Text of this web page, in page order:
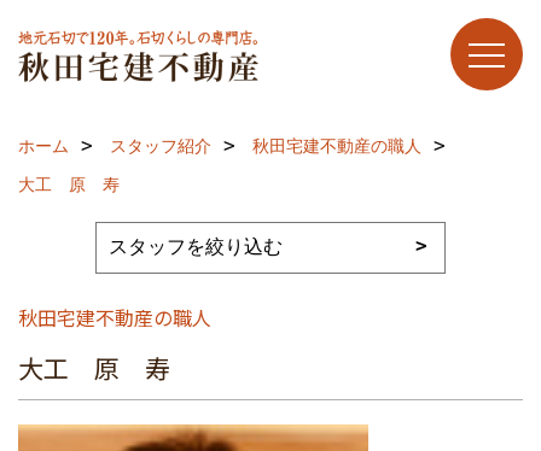
ホーム スタッフ紹介
秋田宅建不動産の職人
大工 原 寿
秋田宅建不動産の職人
大工 原 寿